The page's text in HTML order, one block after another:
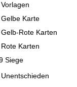
Gelbe Karte
Rote Karten
Karten
Siege